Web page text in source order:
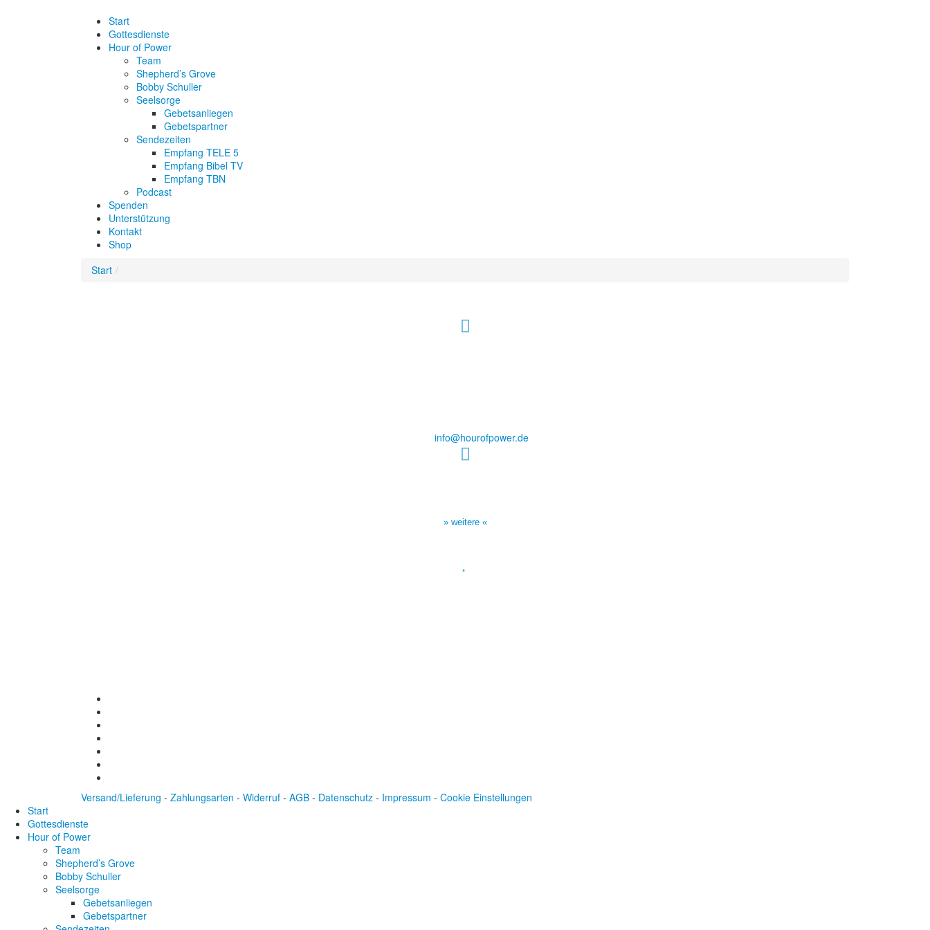
Start
Gottesdienste
Hour of Power
Team
Shepherd’s Grove
Bobby Schuller
Seelsorge
Gebetsanliegen
Gebetspartner
Sendezeiten
Empfang TELE 5
Empfang Bibel TV
Empfang TBN
Podcast
Spenden
Unterstützung
Kontakt
Shop
Start
info@hourofpower.de
» weitere «
Versand/Lieferung - Zahlungsarten - Widerruf - AGB - Datenschutz - Impressum - Cookie Einstellungen
Start
Gottesdienste
Hour of Power
Team
Shepherd’s Grove
Bobby Schuller
Seelsorge
Gebetsanliegen
Gebetspartner